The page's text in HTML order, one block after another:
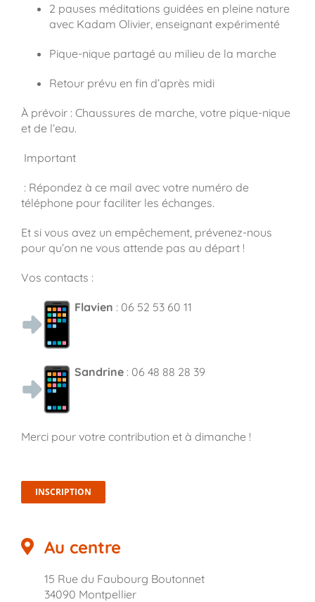
2 pauses méditations guidées en pleine nature
avec Kadam Olivier, enseignant expérimenté
Pique-nique partagé au milieu de la marche
Retour prévu en fin d’après midi
À prévoir : Chaussures de marche, votre pique-nique
et de l’eau.
Important
: Répondez à ce mail avec votre numéro de
téléphone pour faciliter les échanges.
Et si vous avez un empêchement, prévenez-nous
pour qu’on ne vous attende pas au départ !
Vos contacts :
Flavien : 06 52 53 60 11
Sandrine : 06 48 88 28 39
Merci pour votre contribution et à dimanche !
INSCRIPTION
Au centre
15 Rue du Faubourg Boutonnet
34090 Montpellier